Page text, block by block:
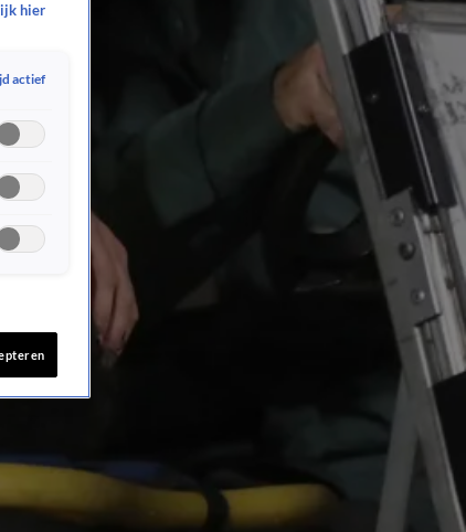
hier
actief